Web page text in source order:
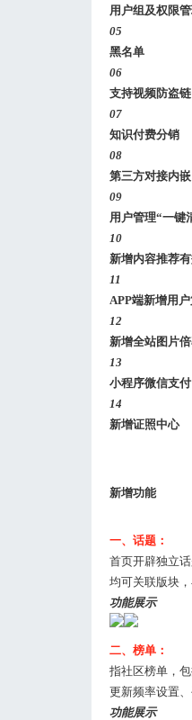
用户组及权限
05
黑名单
06
支持视频防盗链
07
知识付费分销
08
第三方对接内嵌
09
用户管理“一键
10
新增内容推荐
11
APP端新增用
12
新增全站图片
13
小程序微信支付
14
新增证照中心
新增功能
一、话题：
首页开辟独立
均可关联版块
功能展示
二、榜单：
指社区榜单，
更新频率设置
功能展示